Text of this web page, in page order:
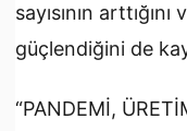
sayısının
güçlendiğini de
“PANDEMİ,